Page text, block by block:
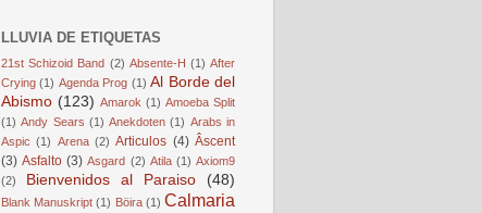
LLUVIA DE ETIQUETAS
21st Schizoid Band (2) Absente-H (1) After
Crying (1) Agenda Prog (1) Al Borde del
Abismo (123) Amarok (1) Amoeba Split
(1) Andy Sears (1) Anekdoten (1) Arabs in
Aspic (1) Arena (2) Articulos (4) Âscent
(3) Asfalto (3) Asgard (2) Atila (1) Axiom9
(2)
Bienvenidos al Paraiso (48)
Blank Manuskript (1) Böira (1) Calmaria